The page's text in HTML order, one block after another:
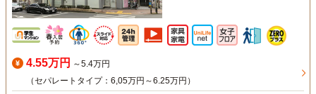
4.55万円 ～5.4万円
（セパレートタイプ：6,05万円～6.25万円）